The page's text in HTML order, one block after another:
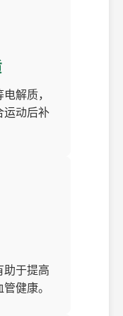
解质，
运动后补
助于提高
健康。